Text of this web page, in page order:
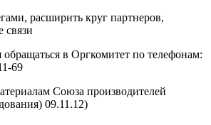
расширить круг партнеров,
связи
в Оргкомитет по телефонам:
69
Союза производителей
09.11.12)